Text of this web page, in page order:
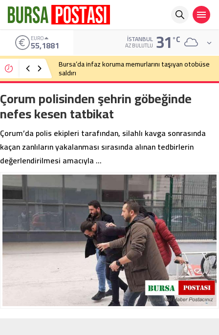
ALTIN
6.660,55 İSTANBUL
AZ BULUTLU 31°C
Bursa’da cadde ortasında bıçaklı kavga
Çorum polisinden şehrin göbeğinde
nefes kesen tatbikat
Çorum’da polis ekipleri tarafından, silahlı kavga sonrasında
kaçan zanlıların yakalanması sırasında alınan tedbirlerin
değerlendirilmesi amacıyla …